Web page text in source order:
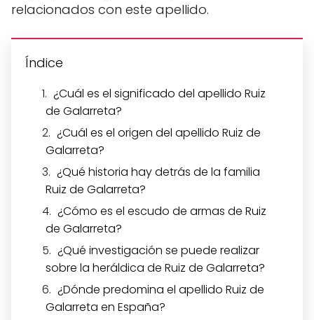
relacionados con este apellido.
Índice
¿Cuál es el significado del apellido Ruiz
de Galarreta?
¿Cuál es el origen del apellido Ruiz de
Galarreta?
¿Qué historia hay detrás de la familia
Ruiz de Galarreta?
¿Cómo es el escudo de armas de Ruiz
de Galarreta?
¿Qué investigación se puede realizar
sobre la heráldica de Ruiz de Galarreta?
¿Dónde predomina el apellido Ruiz de
Galarreta en España?